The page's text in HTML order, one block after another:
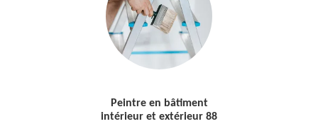
Peintre en bâtiment
intérieur et extérieur 88